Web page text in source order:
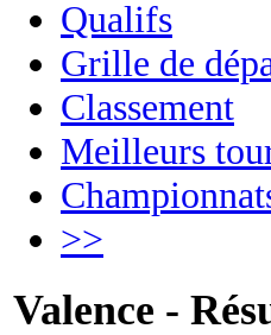
Qualifs
Grille de
Classement
Meilleurs
>>
Valence -